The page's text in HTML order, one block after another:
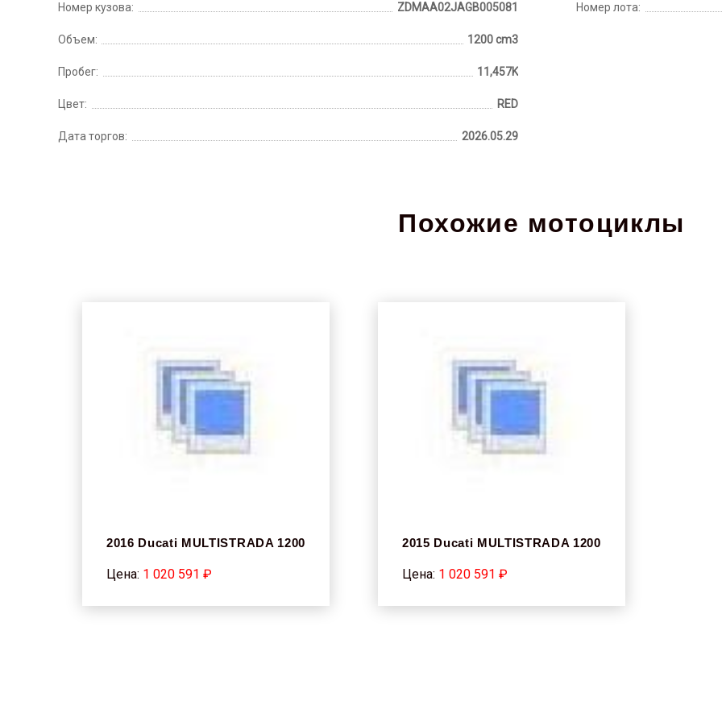
Номер кузова: ZDMAA02JAGB005081
Объем: 1200 cm3
Пробег: 11,457K
Цвет: RED
Дата торгов: 2026.05.29
Номер лота:
Похожие мотоциклы
2016 Ducati MULTISTRADA 1200
Цена: 1 020 591 ₽
2015 Ducati MULTISTRADA 1200
Цена: 1 020 591 ₽